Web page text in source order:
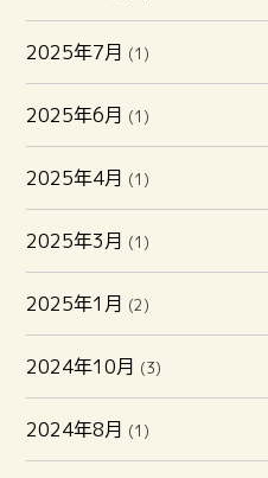
2025年7月 (1)
2025年6月 (1)
2025年4月 (1)
2025年3月 (1)
2025年1月 (2)
2024年10月 (3)
2024年8月 (1)